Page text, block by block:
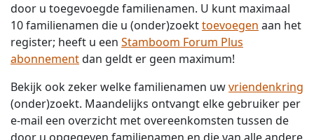
door u toegevoegde familienamen. U kunt maximaal
10 familienamen die u (onder)zoekttoevoegen aan het
register; heeft u een Stamboom Forum Plus
abonnementdan geldt er geen maximum!
Bekijk ook zeker welke familienamen uwvriendenkring
(onder)zoekt. Maandelijks ontvangt elke gebruiker per
e-mail een overzicht met overeenkomsten tussen de